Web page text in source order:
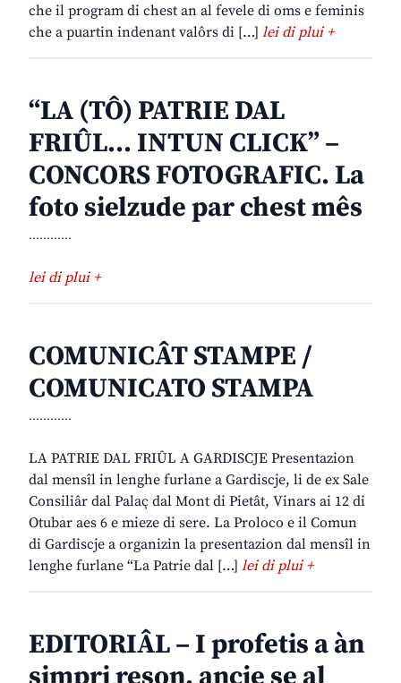
che il program di chest an al fevele di oms e feminis
che a puartin indenant valôrs di […] lei di plui +
“LA (TÔ) PATRIE DAL
FRIÛL… INTUN CLICK” –
CONCORS FOTOGRAFIC. La
foto sielzude par chest mês
............
lei di plui +
COMUNICÂT STAMPE /
COMUNICATO STAMPA
............
LA PATRIE DAL FRIÛL A GARDISCJE Presentazion
dal mensîl in lenghe furlane a Gardiscje, li de ex Sale
Consiliâr dal Palaç dal Mont di Pietât, Vinars ai 12 di
Otubar aes 6 e mieze di sere. La Proloco e il Comun
di Gardiscje a organizin la presentazion dal mensîl in
lenghe furlane “La Patrie dal […] lei di plui +
EDITORIÂL – I profetis a àn